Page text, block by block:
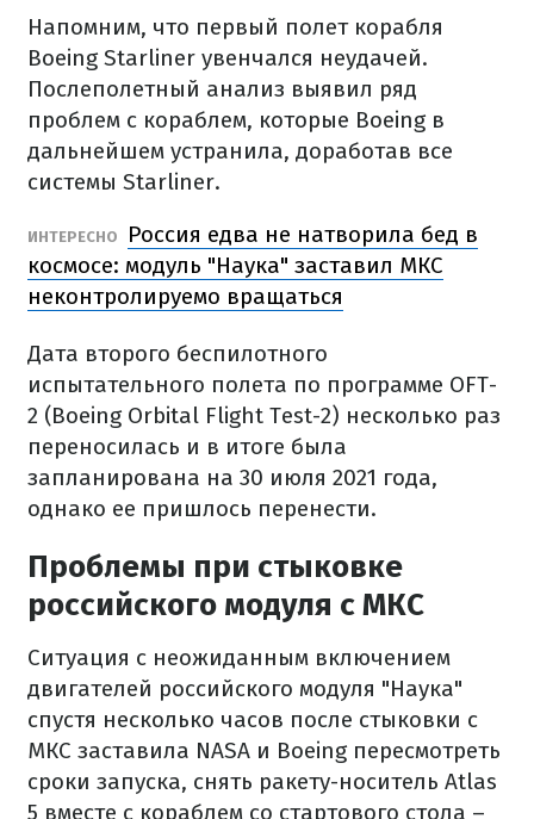
Напомним, что первый полет корабля
Boeing Starliner увенчался неудачей.
Послеполетный анализ выявил ряд
проблем с кораблем, которые Boeing в
дальнейшем устранила, доработав все
системы Starliner.
ИНТЕРЕСНО
Россия едва не натворила бед в
космосе: модуль "Наука" заставил МКС
неконтролируемо вращаться
Дата второго беспилотного
испытательного полета по программе OFT-
2 (Boeing Orbital Flight Test-2) несколько раз
переносилась и в итоге была
запланирована на 30 июля 2021 года,
однако ее пришлось перенести.
Проблемы при стыковке
российского модуля с МКС
Ситуация с неожиданным включением
двигателей российского модуля "Наука"
спустя несколько часов после стыковки с
МКС заставила NASA и Boeing пересмотреть
сроки запуска, снять ракету-носитель Atlas
5 вместе с кораблем со стартового стола –